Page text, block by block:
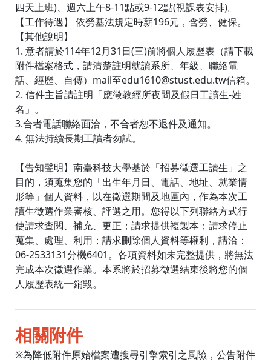
四天上班)、週六上午8-11點或9-12點(視課表安排)。
【工作待遇】 依勞基法規定時薪196元，含勞、健保。
【其他說明】
1. 意者請於114年12月31日(三)前將個人履歷表（請下載
附件檔案格式，請清楚註明就讀系所、年級、聯絡電
話、經歷、自傳）mail至edu1610@stust.edu.tw信箱。
2. 信件主旨請註明「應徵教經所夜間及假日工讀生-姓
名」。
3.合者電話聯絡面洽，不合者恕不退件及通知。
4. 無法持續長期工讀者勿試。
【告知聲明】南臺科技大學基於「招募徵選工讀生」之
目的，須蒐集您的「出生年月日、電話、地址、就業情
形等」個人資料，以在徵選期間及地區內，作為本次工
讀生徵選作業審核、評選之用。您得以下列聯絡方式行
使請求查閱、補充、更正；請求提供複製本；請求停止
蒐集、處理、利用；請求刪除個人資料等權利，請洽：
06-2533131分機6401。各項資料如未完整提供，將無法
完成本次徵選作業。本系將於招募徵選結束後將您的個
人履歷表統一銷毀。
相關附件
※為降低附件原始檔案遭搜尋引擎索引之風險，公告附件